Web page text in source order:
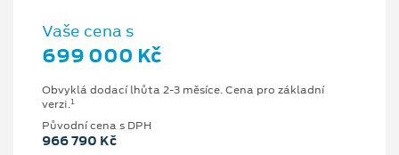
Vaše cena s
699 000 Kč
Obvyklá dodací lhůta 2-3 měsíce. Cena pro základní
verzi.1
Původní cena s DPH
966 790 Kč